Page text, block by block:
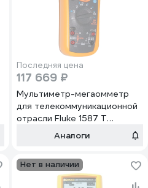
Последняя цена
117 669 ₽
Мультиметр-мегаомметр
для телекоммуникационной
отрасли Fluke 1587 T
Аналоги
Нет в наличии